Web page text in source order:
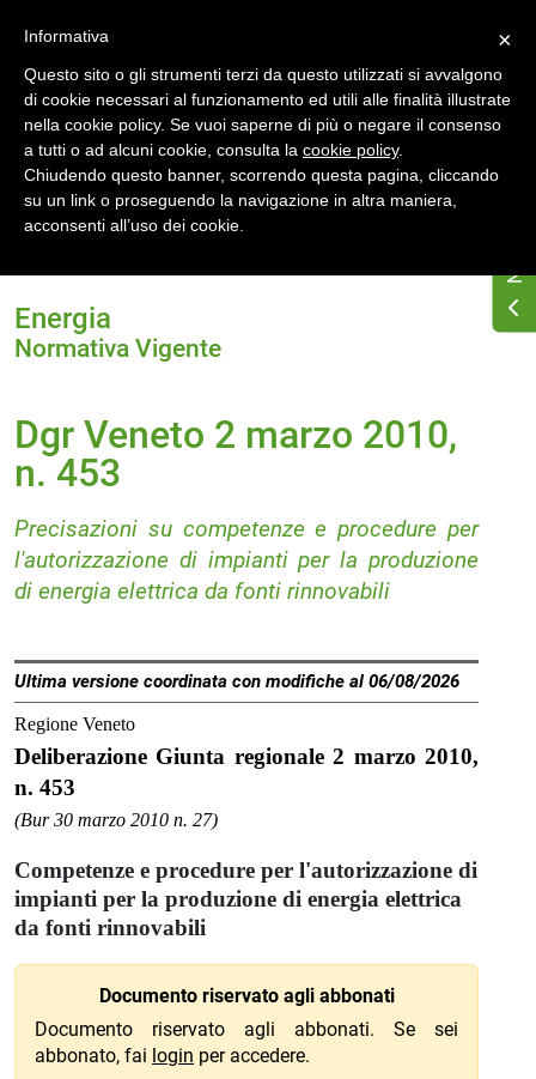
Home Normativa energetica regionale
Veneto
Normativa Vigente
Energia
Normativa Vigente
Dgr Veneto 2 marzo 2010,
n. 453
Precisazioni su competenze e procedure per
l'autorizzazione di impianti per la produzione
di energia elettrica da fonti rinnovabili
Ultima versione coordinata con modifiche al 06/08/2026
Regione Veneto
Deliberazione Giunta regionale 2 marzo 2010,
n. 453
(Bur 30 marzo 2010 n. 27)
Competenze e procedure per l'autorizzazione di
impianti per la produzione di energia elettrica
da fonti rinnovabili
Documento riservato agli abbonati
Documento riservato agli abbonati. Se sei
abbonato, fai login per accedere.
×
Informativa
Questo sito o gli strumenti terzi da questo utilizzati si avvalgono
di cookie necessari al funzionamento ed utili alle finalità illustrate
nella cookie policy. Se vuoi saperne di più o negare il consenso
a tutti o ad alcuni cookie, consulta la cookie policy.
Chiudendo questo banner, scorrendo questa pagina, cliccando
su un link o proseguendo la navigazione in altra maniera,
acconsenti all’uso dei cookie.